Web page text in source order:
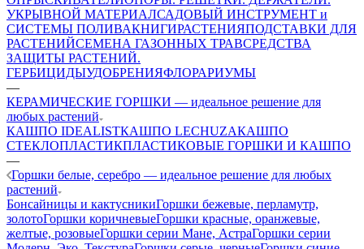
УКРЫВНОЙ МАТЕРИАЛСАДОВЫЙ ИНСТРУМЕНТ и
СИСТЕМЫ ПОЛИВАКНИГИРАСТЕНИЯПОДСТАВКИ ДЛЯ
РАСТЕНИЙСЕМЕНА ГАЗОННЫХ ТРАВСРЕДСТВА
ЗАЩИТЫ РАСТЕНИЙ.
ГЕРБИЦИДЫУДОБРЕНИЯФЛОРАРИУМЫ
—
КЕРАМИЧЕСКИЕ ГОРШКИ — идеальное решение для
любых растений
КАШПО IDEALISTКАШПО LECHUZAКАШПО
СТЕКЛОПЛАСТИКПЛАСТИКОВЫЕ ГОРШКИ И КАШПО
—
Горшки белые, серебро — идеальное решение для любых
растений
Бонсайницы и кактусникиГоршки бежевые, перламутр,
золотоГоршки коричневыеГоршки красные, оранжевые,
желтые, розовыеГоршки серии Мане, АстраГоршки серии